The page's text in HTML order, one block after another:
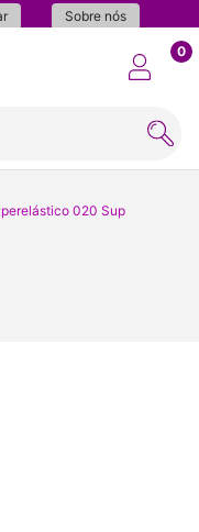
Sobre nós
0
020 Sup